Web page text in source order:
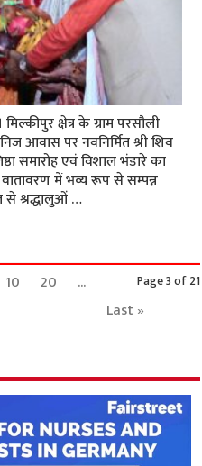
क्षेत्र के ग्राम परसौली
आवास पर नवनिर्मित श्री शिव
समारोह एवं विशाल भंडारे का
में भव्य रूप से सम्पन्न
से श्रद्धालुओं …
Page 3 of 21
10 20
...
Last »